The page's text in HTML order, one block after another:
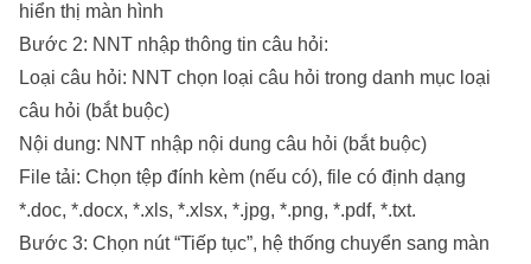
hiển thị màn hình
Bước 2: NNT nhập thông tin câu hỏi:
Loại câu hỏi: NNT chọn loại câu hỏi trong danh mục loại
câu hỏi (bắt buộc)
Nội dung: NNT nhập nội dung câu hỏi (bắt buộc)
File tải: Chọn tệp đính kèm (nếu có), file có định dạng
*.doc, *.docx, *.xls, *.xlsx, *.jpg, *.png, *.pdf, *.txt.
Bước 3: Chọn nút “Tiếp tục”, hệ thống chuyển sang màn